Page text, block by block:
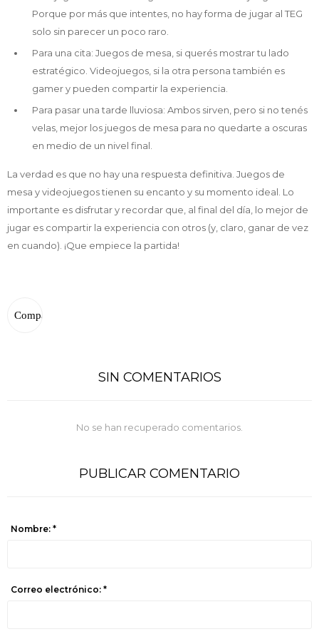
Porque por más que intentes, no hay forma de jugar al TEG
solo sin parecer un poco raro.
Para una cita: Juegos de mesa, si querés mostrar tu lado
estratégico. Videojuegos, si la otra persona también es
gamer y pueden compartir la experiencia.
Para pasar una tarde lluviosa: Ambos sirven, pero si no tenés
velas, mejor los juegos de mesa para no quedarte a oscuras
en medio de un nivel final.
La verdad es que no hay una respuesta definitiva. Juegos de
mesa y videojuegos tienen su encanto y su momento ideal. Lo
importante es disfrutar y recordar que, al final del día, lo mejor de
jugar es compartir la experiencia con otros (y, claro, ganar de vez
en cuando). ¡Que empiece la partida!
SIN COMENTARIOS
No se han recuperado comentarios.
PUBLICAR COMENTARIO
Nombre: *
Correo electrónico: *